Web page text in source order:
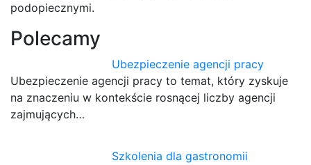
podopiecznymi.
Polecamy
Ubezpieczenie agencji pracy
Ubezpieczenie agencji pracy to temat, który zyskuje
na znaczeniu w kontekście rosnącej liczby agencji
zajmujących…
Szkolenia dla gastronomii